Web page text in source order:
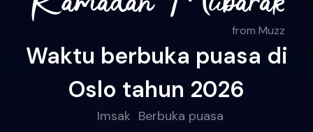
from Muzz
Waktu berbuka puasa di
Oslo tahun 2026
Imsak Berbuka puasa